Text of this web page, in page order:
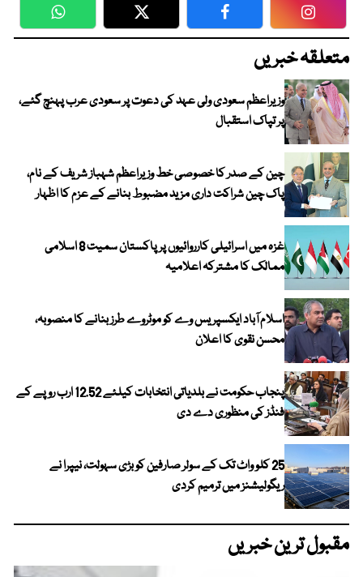
WhatsApp Twitter Facebook
متعلقہ خبریں
وزیراعظم سعودی ولی عہد کی دعوت پر سعودی عرب پہنچ گئے،
پر تپاک استقبال
چین کے صدر کا خصوصی خط وزیراعظم شہباز شریف کے نام،
پاک چین شراکت داری مزید مضبوط بنانے کے عزم کا اظہار
غزہ میں اسرائیلی کارروائیوں پر پاکستان سمیت 8 اسلامی
ممالک کا مشترکہ اعلامیہ
اسلام آباد ایکسپریس وے کو موٹروے طرز بنانے کا منصوبہ،
محسن نقوی کا اعلان
پنجاب حکومت نے بلدیاتی انتخابات کیلئے 12.52 ارب روپے کے
فنڈز کی منظوری دے دی
25 کلو واٹ تک کے سولر صارفین کو بڑی سہولت، نیپرا نے
ریگولیشنز میں ترمیم کردی
مقبول ترین خبریں